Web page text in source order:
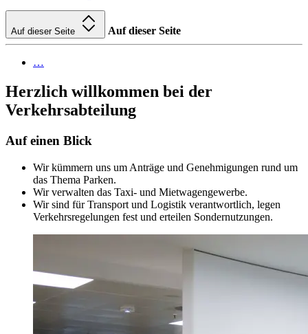
Auf dieser Seite Auf dieser Seite
…
Herzlich willkommen bei der
Verkehrsabteilung
Auf einen Blick
Wir kümmern uns um Anträge und Genehmigungen rund um
das Thema Parken.
Wir verwalten das Taxi- und Mietwagengewerbe.
Wir sind für Transport und Logistik verantwortlich, legen
Verkehrsregelungen fest und erteilen Sondernutzungen.